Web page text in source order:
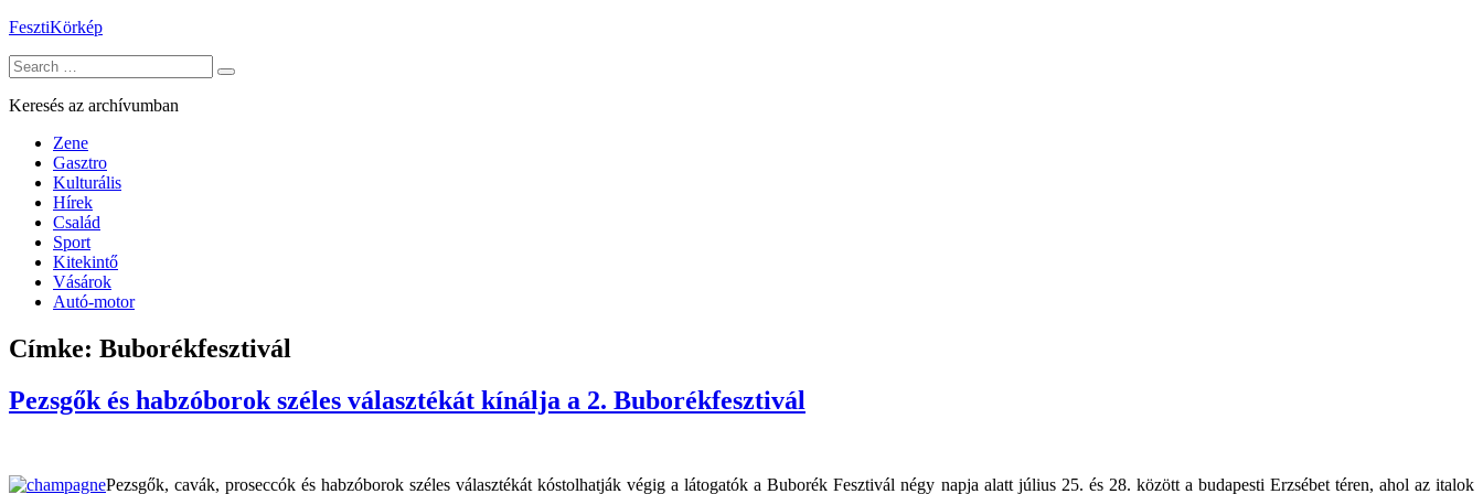
Skip
content
FesztiKörkép
Search
for:
Keresés az archívumban
Zene
Gasztro
Kulturális
Hírek
Család
Sport
Kitekintő
Vásárok
Autó-motor
Címke: Buborékfesztivál
Pezsgők és habzóborok széles választékát kínálja a 2. Buborékfesztivál
Pezsgők, cavák, proseccók és habzóborok széles választékát kóstolhatják végig a látogatók a Buborék Fesztivál négy napja alatt július 25. és 28. között a budapesti Erzsébet téren, ahol az italok